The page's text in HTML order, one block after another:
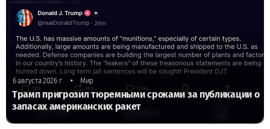
6 августа 2026 г. • Мир
Трамп пригрозил тюремными сроками за публикации о
запасах американских ракет